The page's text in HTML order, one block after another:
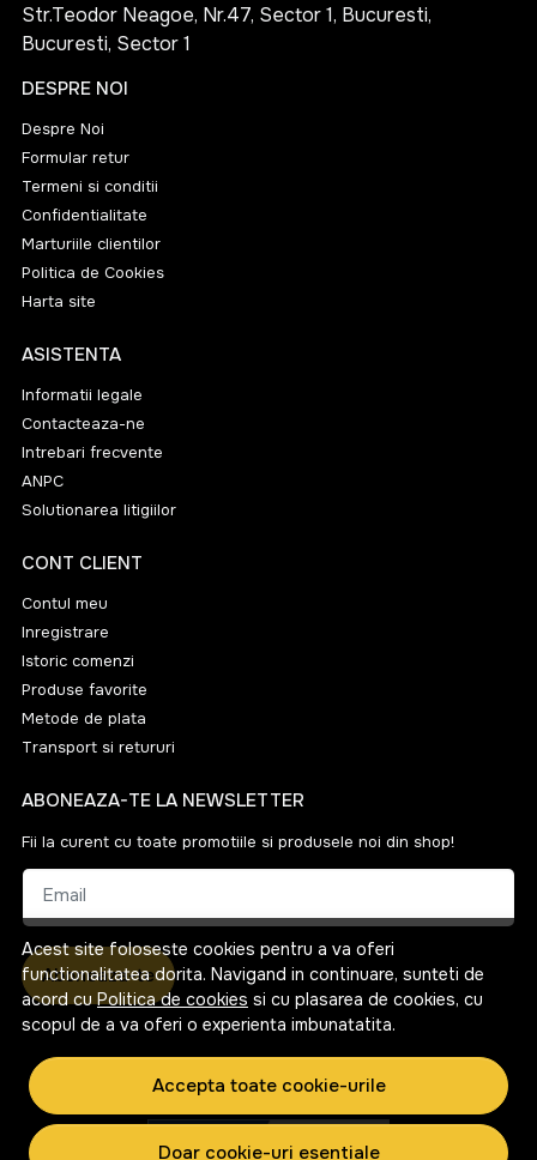
Acest site foloseste cookies pentru a va oferi
functionalitatea dorita. Navigand in continuare, sunteti de
acord cuPolitica de cookies si cu plasarea de cookies, cu
scopul de a va oferi o experienta imbunatatita.
Accepta toate cookie-urile
Doar cookie-uri esentiale
Str.Teodor Neagoe, Nr.47, Sector 1, Bucuresti,
Bucuresti, Sector 1
DESPRE NOI
Despre Noi
Formular retur
Termeni si conditii
Confidentialitate
Marturiile clientilor
Politica de Cookies
Harta site
ASISTENTA
Informatii legale
Contacteaza-ne
Intrebari frecvente
ANPC
Solutionarea litigiilor
CONT CLIENT
Contul meu
Inregistrare
Istoric comenzi
Produse favorite
Metode de plata
Transport si retururi
ABONEAZA-TE LA NEWSLETTER
Fii la curent cu toate promotiile si produsele noi din shop!
Email
Aboneaza-te